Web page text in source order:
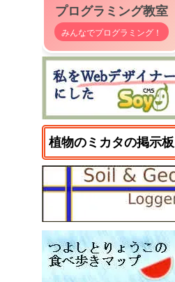
プログラミング教室
みんなでプログラミング！
植物のミカタの掲示板